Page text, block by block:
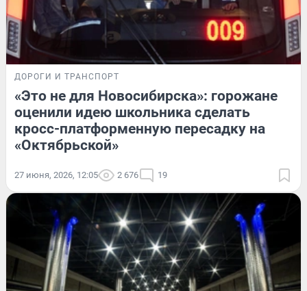
ДОРОГИ И ТРАНСПОРТ
«Это не для Новосибирска»: горожане
оценили идею школьника сделать
кросс-платформенную пересадку на
«Октябрьской»
27 июня, 2026, 12:05 2 676 19